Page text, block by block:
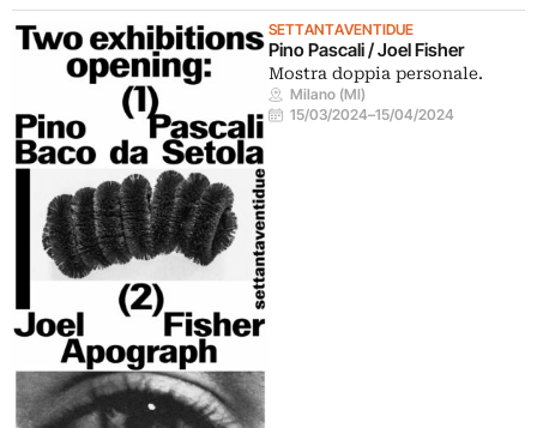
SETTANTAVENTIDUE
Pino Pascali / Joel Fisher
Mostra doppia personale.
Milano (MI)
15/03/2024–15/04/2024